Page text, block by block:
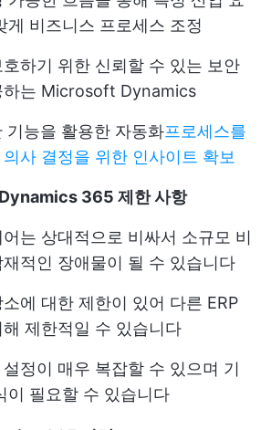
게 비즈니스 프로세스 조정
하기 위한 신뢰할 수 있는 보안
하는 Microsoft Dynamics
기능을 활용한 자동화프로세스를
사 결정을 위한 인사이트 확보
365 제한 사항
는 상대적으로 비싸서 소규모 비
적인 장애물이 될 수 있습니다
에 대한 제한이 있어 다른 ERP
제한적일 수 있습니다
정이 매우 복잡할 수 있으며 기
이 필요할 수 있습니다